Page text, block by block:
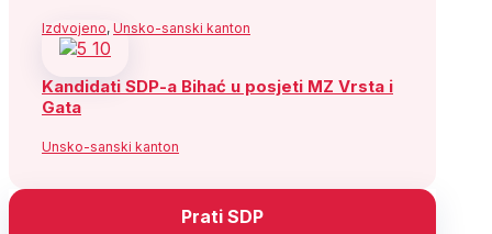
Izdvojeno, Unsko-sanski kanton
Kandidati SDP-a Bihać u posjeti MZ Vrsta i
Gata
Unsko-sanski kanton
Prati SDP